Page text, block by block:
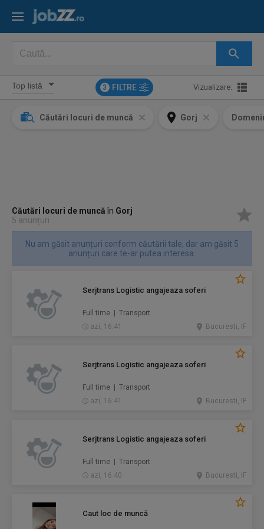
3 FILTRE Vizualizare:
Căutări locuri de muncă Gorj
Căutări locuri de muncăîn Gorj
5 anunțuri
Nu am găsit anunțuri conform căutării tale, dar am găsit 5
anunțuri care te-ar putea interesa.
Serjtrans Logistic angajeaza soferi
Full time | Transport
azi, 16:41
Bucuresti, IF
Serjtrans Logistic angajeaza soferi
Full time | Transport
azi, 16:41
Bucuresti, IF
Serjtrans Logistic angajeaza soferi
Full time | Transport
azi, 16:40
Bucuresti, IF
Caut loc de muncă